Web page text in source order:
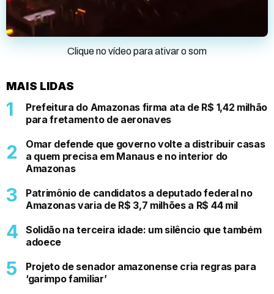
Clique no vídeo para ativar o som
MAIS LIDAS
Prefeitura do Amazonas firma ata de R$ 1,42 milhão
para fretamento de aeronaves
Omar defende que governo volte a distribuir casas
a quem precisa em Manaus e no interior do
Amazonas
Patrimônio de candidatos a deputado federal no
Amazonas varia de R$ 3,7 milhões a R$ 44 mil
Solidão na terceira idade: um silêncio que também
adoece
Projeto de senador amazonense cria regras para
‘garimpo familiar’